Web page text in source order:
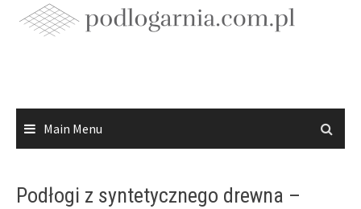
Main Menu
Podłogi z syntetycznego drewna –